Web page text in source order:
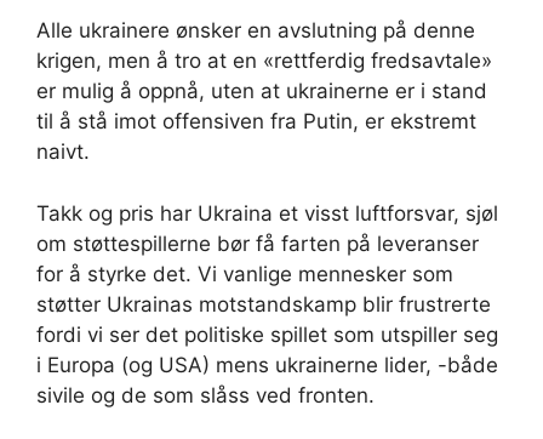
Alle ukrainere ønsker en avslutning på denne
krigen, men å tro at en «rettferdig fredsavtale»
er mulig å oppnå, uten at ukrainerne er i stand
til å stå imot offensiven fra Putin, er ekstremt
naivt.
Takk og pris har Ukraina et visst luftforsvar, sjøl
om støttespillerne bør få farten på leveranser
for å styrke det. Vi vanlige mennesker som
støtter Ukrainas motstandskamp blir frustrerte
fordi vi ser det politiske spillet som utspiller seg
i Europa (og USA) mens ukrainerne lider, -både
sivile og de som slåss ved fronten.